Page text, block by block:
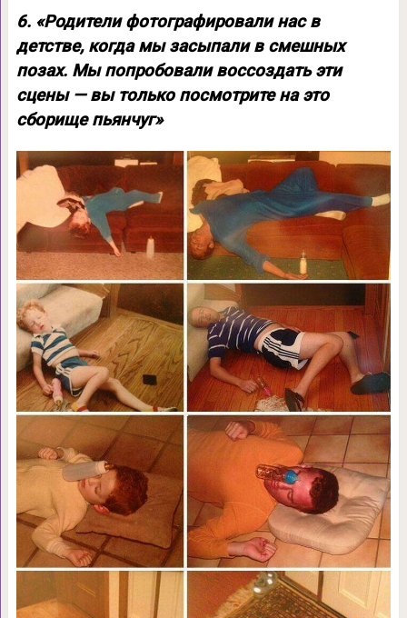
6. «Родители фотографировали нас в
детстве, когда мы засыпали в смешных
позах. Мы попробовали воссоздать эти
сцены — вы только посмотрите на это
сборище пьянчуг»